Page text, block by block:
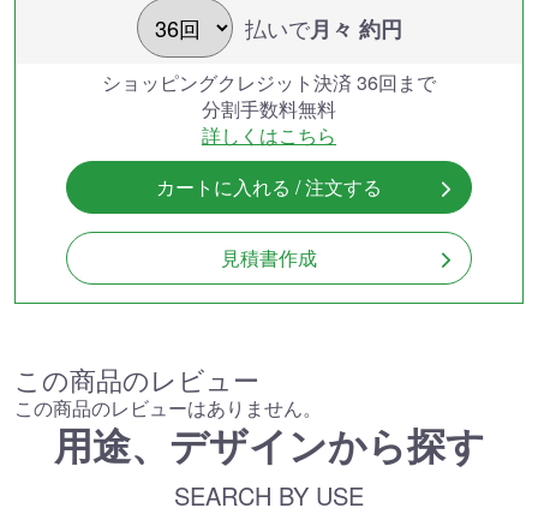
払いで月々 約円
ショッピングクレジット決済 36回まで
分割手数料無料
詳しくはこちら
カートに入れる / 注文する
見積書作成
この商品のレビュー
この商品のレビューはありません。
用途、デザインから探す
SEARCH BY USE